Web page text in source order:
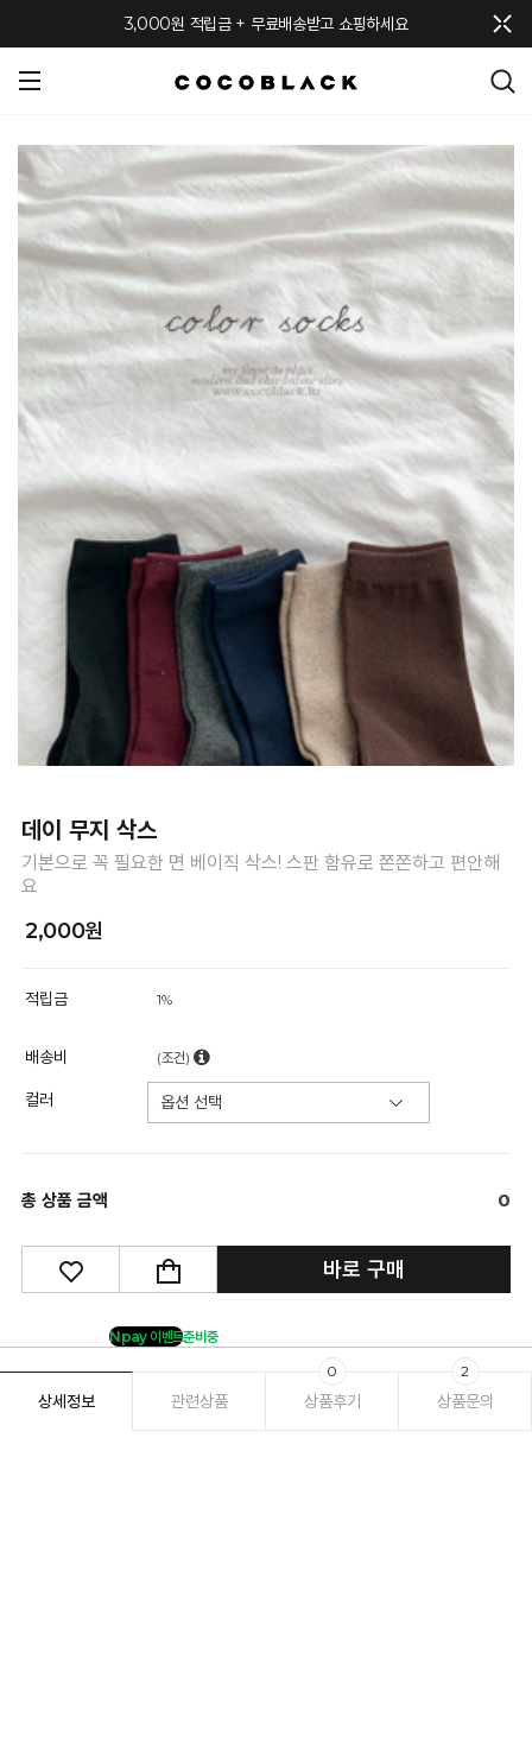
3,000원 적립금 + 무료배송받고 쇼핑하세요
데이 무지 삭스
기본으로 꼭 필요한 면 베이직 삭스! 스판 함유로 쫀쫀하고 편안해
요
2,000원
적립금 1%
배송비 (조건)
컬러
총 상품 금액 0
바로 구매
Npay 이벤트준비중
상세정보 관련상품 상품후기
0
상품문의
2